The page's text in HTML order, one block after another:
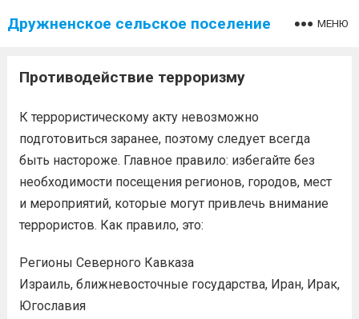
Дружненское сельское поселение МЕНЮ
Противодействие терроризму
К террористическому акту невозможно
подготовиться заранее, поэтому следует всегда
быть настороже. Главное правило: избегайте без
необходимости посещения регионов, городов, мест
и мероприятий, которые могут привлечь внимание
террористов. Как правило, это:
Регионы Северного Кавказа
Израиль, ближневосточные государства, Иран, Ирак,
Югославия